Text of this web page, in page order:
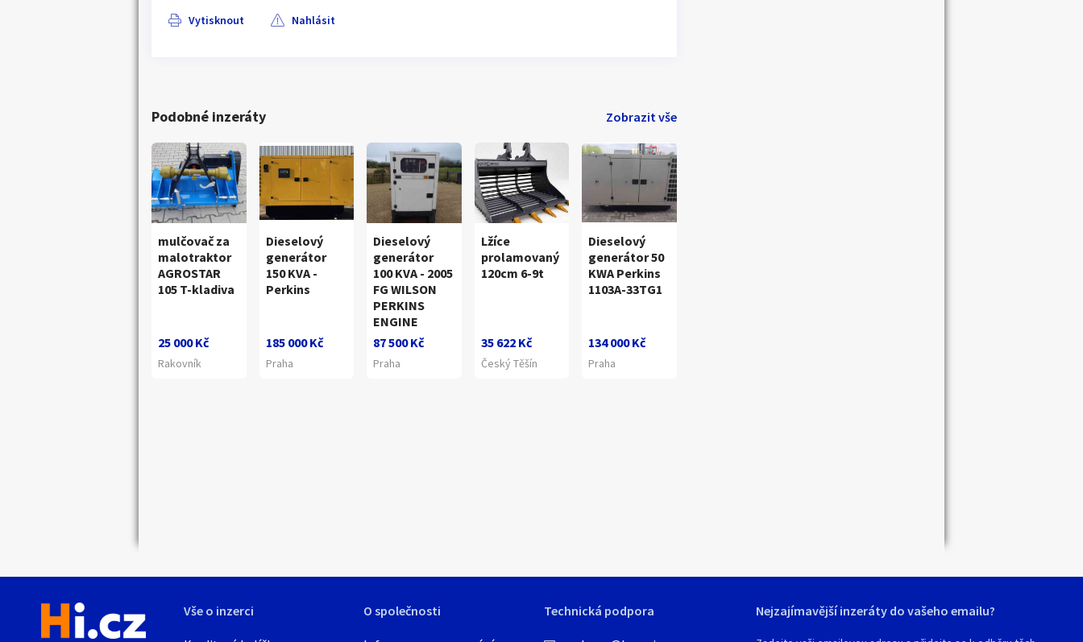
Vytisknout Nahlásit
Podobné inzeráty Zobrazit vše
mulčovač za
malotraktor
AGROSTAR
105 T-kladiva
25 000 Kč
Rakovník
Dieselový
generátor
150 KVA -
Perkins
185 000 Kč
Praha
Dieselový
generátor
100 KVA - 2005
FG WILSON
PERKINS
ENGINE
87 500 Kč
Praha
Lžíce
prolamovaný
120cm 6-9t
35 622 Kč
Český Těšín
Dieselový
generátor 50
KWA Perkins
1103A-33TG1
134 000 Kč
Praha
Vše o inzerci O společnosti Technická podpora Nejzajímavější inzeráty do vašeho emailu?